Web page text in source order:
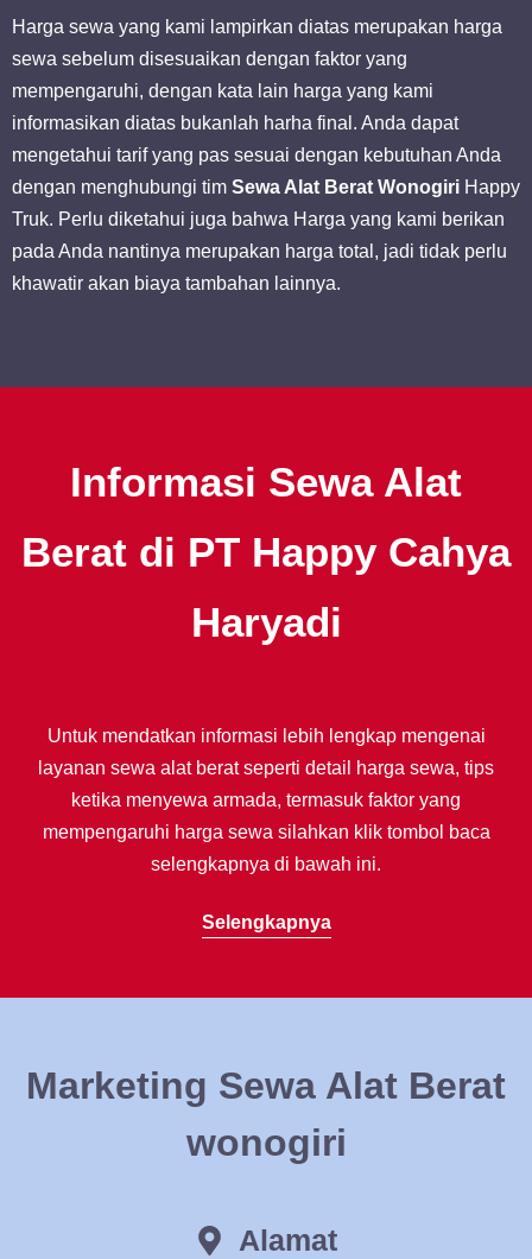
Harga sewa yang kami lampirkan diatas merupakan harga
sewa sebelum disesuaikan dengan faktor yang
mempengaruhi, dengan kata lain harga yang kami
informasikan diatas bukanlah harha final. Anda dapat
mengetahui tarif yang pas sesuai dengan kebutuhan Anda
dengan menghubungi tim Sewa Alat Berat Wonogiri Happy
Truk. Perlu diketahui juga bahwa Harga yang kami berikan
pada Anda nantinya merupakan harga total, jadi tidak perlu
khawatir akan biaya tambahan lainnya.
Informasi Sewa Alat
Berat di PT Happy Cahya
Haryadi
Untuk mendatkan informasi lebih lengkap mengenai
layanan sewa alat berat seperti detail harga sewa, tips
ketika menyewa armada, termasuk faktor yang
mempengaruhi harga sewa silahkan klik tombol baca
selengkapnya di bawah ini.
Selengkapnya
Marketing Sewa Alat Berat
wonogiri
Alamat